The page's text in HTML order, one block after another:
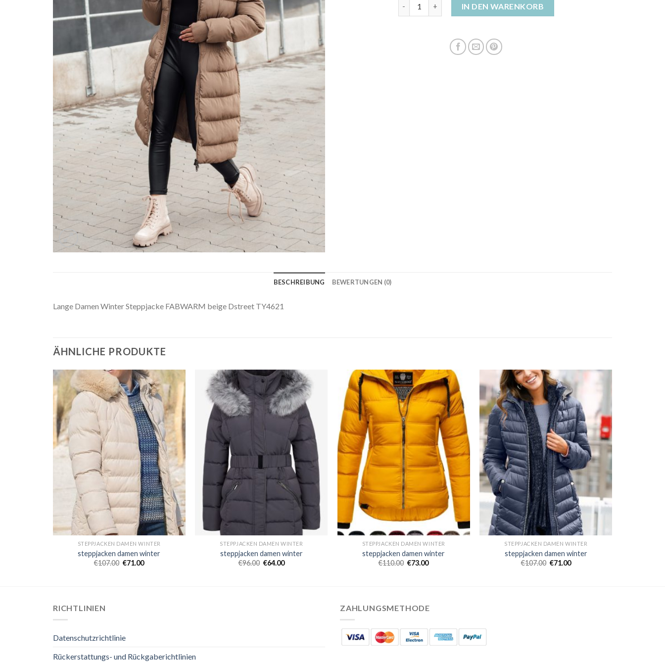
IN DEN WARENKORB
BESCHREIBUNG BEWERTUNGEN (0)
Lange Damen Winter Steppjacke FABWARM beige Dstreet TY4621
ÄHNLICHE PRODUKTE
STEPPJACKEN DAMEN WINTER
steppjacken damen winter
€107.00 €71.00
STEPPJACKEN DAMEN WINTER
steppjacken damen winter
€96.00 €64.00
STEPPJACKEN DAMEN WINTER
steppjacken damen winter
€110.00 €73.00
STEPPJACKEN DAMEN WINTER
steppjacken damen winter
€107.00 €71.00
RICHTLINIEN
Datenschutzrichtlinie
Rückerstattungs- und Rückgaberichtlinien
ZAHLUNGSMETHODE